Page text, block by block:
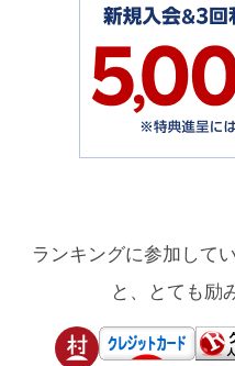
ランキングに参加して
と、とても励